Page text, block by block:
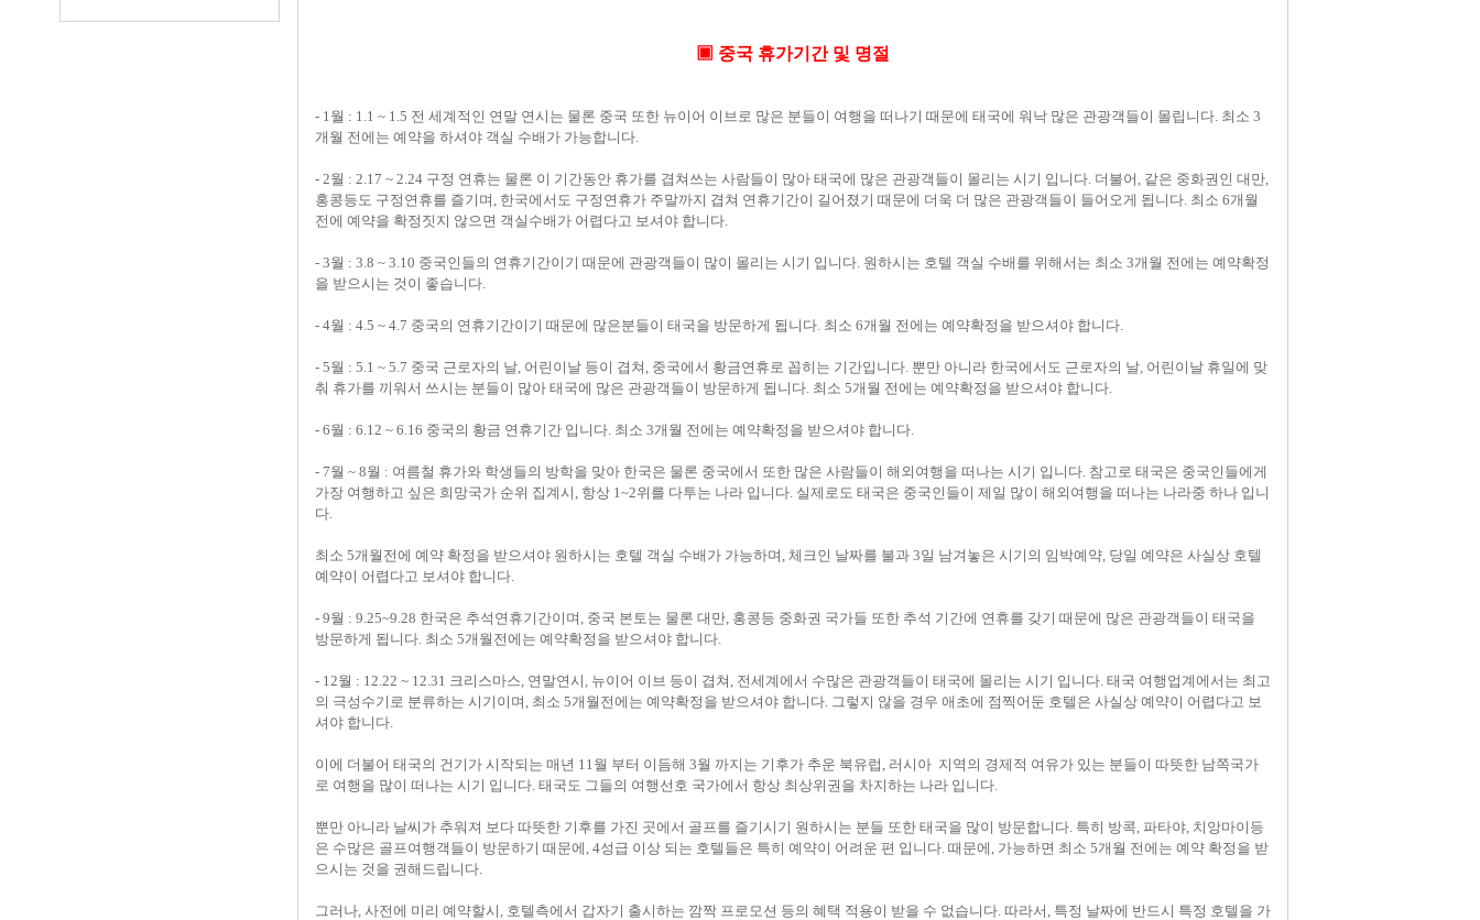
▣ 중국 휴가기간 및 명절
- 1월 : 1.1 ~ 1.5 전 세계적인 연말 연시는 물론 중국 또한 뉴이어 이브로 많은 분들이 여행을 떠나기 때문에 태국에 워낙 많은 관광객들이 몰립니다. 최소 3
개월 전에는 예약을 하셔야 객실 수배가 가능합니다.
- 2월 : 2.17 ~ 2.24 구정 연휴는 물론 이 기간동안 휴가를 겹쳐쓰는 사람들이 많아 태국에 많은 관광객들이 몰리는 시기 입니다. 더불어, 같은 중화권인 대만,
홍콩등도 구정연휴를 즐기며, 한국에서도 구정연휴가 주말까지 겹쳐 연휴기간이 길어졌기 때문에 더욱 더 많은 관광객들이 들어오게 됩니다. 최소 6개월
전에 예약을 확정짓지 않으면 객실수배가 어렵다고 보셔야 합니다.
- 3월 : 3.8 ~ 3.10 중국인들의 연휴기간이기 때문에 관광객들이 많이 몰리는 시기 입니다. 원하시는 호텔 객실 수배를 위해서는 최소 3개월 전에는 예약확정
을 받으시는 것이 좋습니다.
- 4월 : 4.5 ~ 4.7 중국의 연휴기간이기 때문에 많은분들이 태국을 방문하게 됩니다. 최소 6개월 전에는 예약확정을 받으셔야 합니다.
- 5월 : 5.1 ~ 5.7 중국 근로자의 날, 어린이날 등이 겹쳐, 중국에서 황금연휴로 꼽히는 기간입니다. 뿐만 아니라 한국에서도 근로자의 날, 어린이날 휴일에 맞
춰 휴가를 끼워서 쓰시는 분들이 많아 태국에 많은 관광객들이 방문하게 됩니다. 최소 5개월 전에는 예약확정을 받으셔야 합니다.
- 6월 : 6.12 ~ 6.16 중국의 황금 연휴기간 입니다. 최소 3개월 전에는 예약확정을 받으셔야 합니다.
- 7월 ~ 8월 : 여름철 휴가와 학생들의 방학을 맞아 한국은 물론 중국에서 또한 많은 사람들이 해외여행을 떠나는 시기 입니다. 참고로 태국은 중국인들에게
가장 여행하고 싶은 희망국가 순위 집계시, 항상 1~2위를 다투는 나라 입니다. 실제로도 태국은 중국인들이 제일 많이 해외여행을 떠나는 나라중 하나 입니
다.
최소 5개월전에 예약 확정을 받으셔야 원하시는 호텔 객실 수배가 가능하며, 체크인 날짜를 불과 3일 남겨놓은 시기의 임박예약, 당일 예약은 사실상 호텔
예약이 어렵다고 보셔야 합니다.
- 9월 : 9.25~9.28 한국은 추석연휴기간이며, 중국 본토는 물론 대만, 홍콩등 중화권 국가들 또한 추석 기간에 연휴를 갖기 때문에 많은 관광객들이 태국을
방문하게 됩니다. 최소 5개월전에는 예약확정을 받으셔야 합니다.
- 12월 : 12.22 ~ 12.31 크리스마스, 연말연시, 뉴이어 이브 등이 겹쳐, 전세계에서 수많은 관광객들이 태국에 몰리는 시기 입니다. 태국 여행업계에서는 최고
의 극성수기로 분류하는 시기이며, 최소 5개월전에는 예약확정을 받으셔야 합니다. 그렇지 않을 경우 애초에 점찍어둔 호텔은 사실상 예약이 어렵다고 보
셔야 합니다.
이에 더불어 태국의 건기가 시작되는 매년 11월 부터 이듬해 3월 까지는 기후가 추운 북유럽, 러시아 지역의 경제적 여유가 있는 분들이 따뜻한 남쪽국가
로 여행을 많이 떠나는 시기 입니다. 태국도 그들의 여행선호 국가에서 항상 최상위권을 차지하는 나라 입니다.
뿐만 아니라 날씨가 추워져 보다 따뜻한 기후를 가진 곳에서 골프를 즐기시기 원하시는 분들 또한 태국을 많이 방문합니다. 특히 방콕, 파타야, 치앙마이등
은 수많은 골프여행객들이 방문하기 때문에, 4성급 이상 되는 호텔들은 특히 예약이 어려운 편 입니다. 때문에, 가능하면 최소 5개월 전에는 예약 확정을 받
으시는 것을 권해드립니다.
그러나, 사전에 미리 예약할시, 호텔측에서 갑자기 출시하는 깜짝 프로모션 등의 혜택 적용이 받을 수 없습니다. 따라서, 특정 날짜에 반드시 특정 호텔을 가